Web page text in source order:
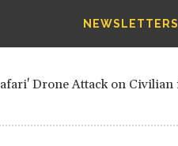
NEWSLETTERS
Drone Attack on
minister after decisive June
and Russians in Vienna